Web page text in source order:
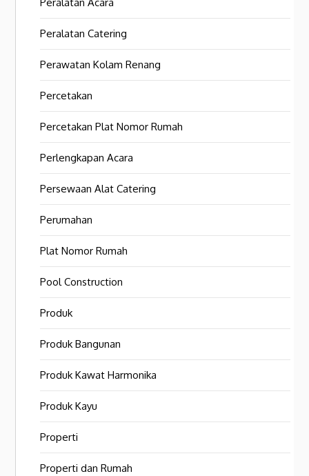
Peralatan Acara
Peralatan Catering
Perawatan Kolam Renang
Percetakan
Percetakan Plat Nomor Rumah
Perlengkapan Acara
Persewaan Alat Catering
Perumahan
Plat Nomor Rumah
Pool Construction
Produk
Produk Bangunan
Produk Kawat Harmonika
Produk Kayu
Properti
Properti dan Rumah